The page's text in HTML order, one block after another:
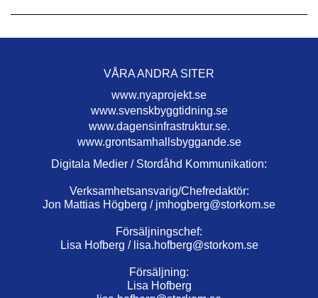
VÅRA ANDRA SITER
www.nyaprojekt.se
www.svenskbyggtidning.se
www.dagensinfrastruktur.se.
www.grontsamhallsbyggande.se
Digitala Medier / Stordåhd Kommunikation:
Verksamhetsansvarig/Chefredaktör:
Jon Mattias Högberg / jmhogberg@storkom.se
Försäljningschef:
Lisa Hofberg / lisa.hofberg@storkom.se
Försäljning:
Lisa Hofberg